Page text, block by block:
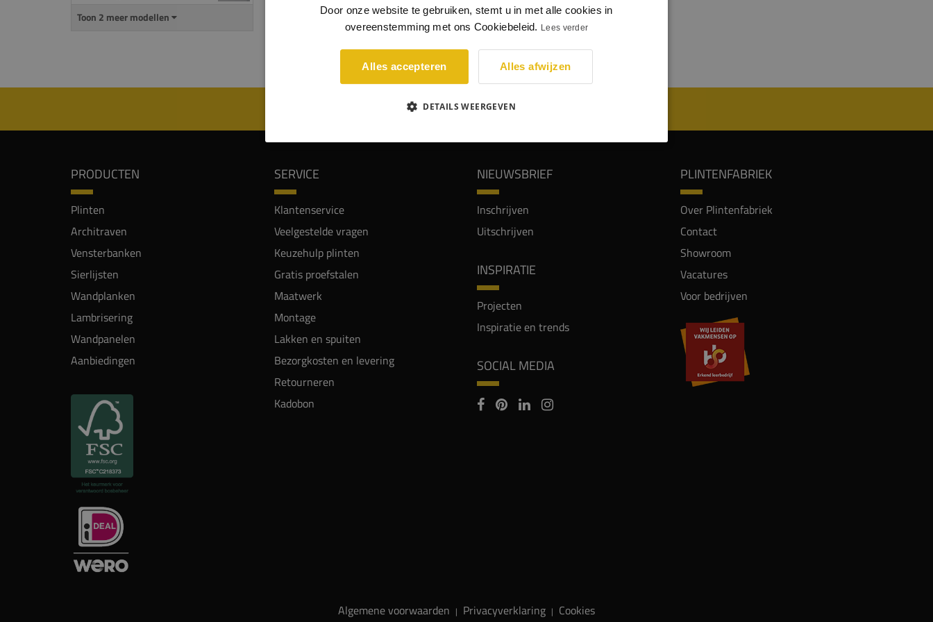
Toon 2 meer modellen
De Wallstyl WD1 is een strakke sierlijst, die goed past in een
modern interieur.
Let op: NMC producten lakken wij niet af met een 2k lak.
WIJ WORDEN BEOORDEELD MET EEN 8.8
PRODUCTEN
Plinten
Architraven
Vensterbanken
Sierlijsten
Wandplanken
Lambrisering
Wandpanelen
Aanbiedingen
SERVICE
Klantenservice
Veelgestelde vragen
Keuzehulp plinten
Gratis proefstalen
Maatwerk
Montage
Lakken en spuiten
Bezorgkosten en levering
Retourneren
Kadobon
NIEUWSBRIEF
Inschrijven
Uitschrijven
INSPIRATIE
Projecten
Inspiratie en trends
SOCIAL MEDIA
PLINTENFABRIEK
Over Plintenfabriek
Contact
Showroom
Vacatures
Voor bedrijven
Algemene voorwaarden | Privacyverklaring | Cookies
Door onze website te gebruiken, stemt u in met alle cookies in
overeenstemming met ons Cookiebeleid. Lees verder
Alles accepteren Alles afwijzen
DETAILS WEERGEVEN